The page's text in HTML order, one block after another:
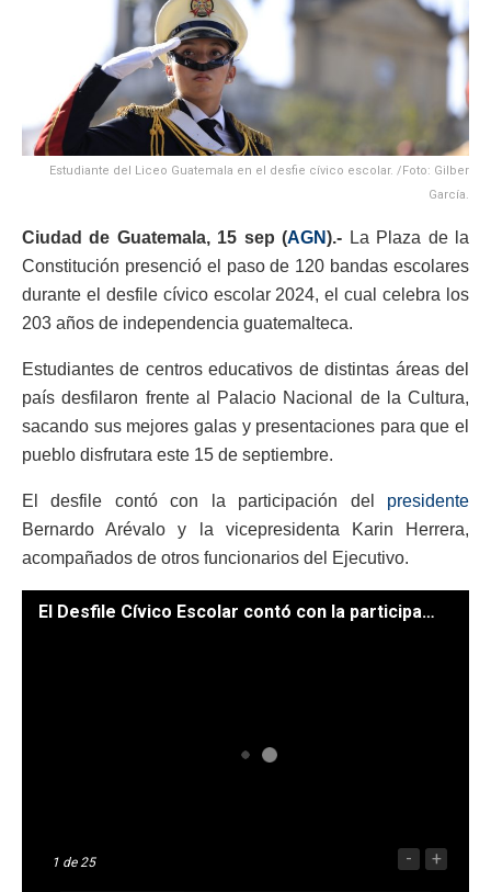
Estudiante del Liceo Guatemala en el desfie cívico escolar. /Foto: Gilber
García.
Ciudad de Guatemala, 15 sep (AGN).- La Plaza de la
Constitución presenció el paso de 120 bandas escolares
durante el desfile cívico escolar 2024, el cual celebra los
203 años de independencia guatemalteca.
Estudiantes de centros educativos de distintas áreas del
país desfilaron frente al Palacio Nacional de la Cultura,
sacando sus mejores galas y presentaciones para que el
pueblo disfrutara este 15 de septiembre.
El desfile contó con la participación del presidente
Bernardo Arévalo y la vicepresidenta Karin Herrera,
acompañados de otros funcionarios del Ejecutivo.
El Desfile Cívico Escolar contó con la participación de 120 bandas escolares. /Foto: Gobierno de Guatemala.
1 de 25 - +